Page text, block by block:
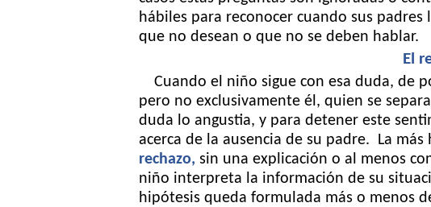
hábiles para reconocer cuando sus
que no desean o que no se deben hablar.
El
Cuando el niño sigue con esa duda, de
pero no exclusivamente él, quien se
duda lo angustia, y para detener este
acerca de la ausencia de su padre. La
rechazo, sin una explicación o al menos
niño interpreta la información de su
hipótesis queda formulada más o menos